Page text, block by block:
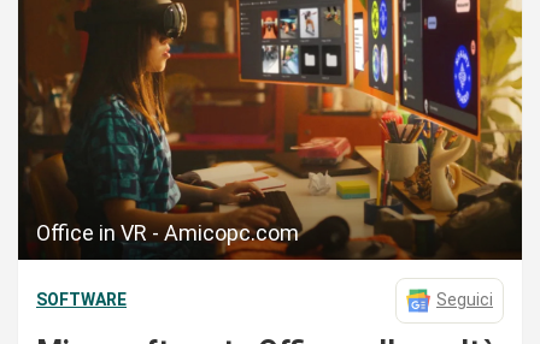
Office in VR - Amicopc.com
SOFTWARE Seguici